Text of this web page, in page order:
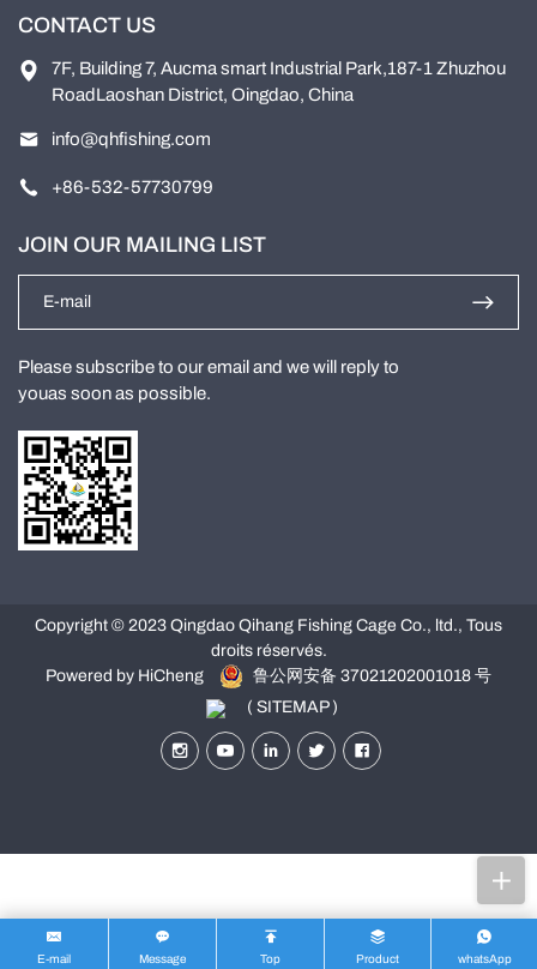
E-mail Message Top Product whatsApp
CONTACT US
7F, Building 7, Aucma smart Industrial Park,187-1 Zhuzhou
RoadLaoshan District, Oingdao, China
info@qhfishing.com
+86-532-57730799
JOIN OUR MAILING LIST
Please subscribe to our email and we will reply to
youas soon as possible.
Copyright © 2023 Qingdao Qihang Fishing Cage Co., ltd., Tous
droits réservés.
Powered by HiCheng
鲁公网安备 37021202001018 号
( SITEMAP )